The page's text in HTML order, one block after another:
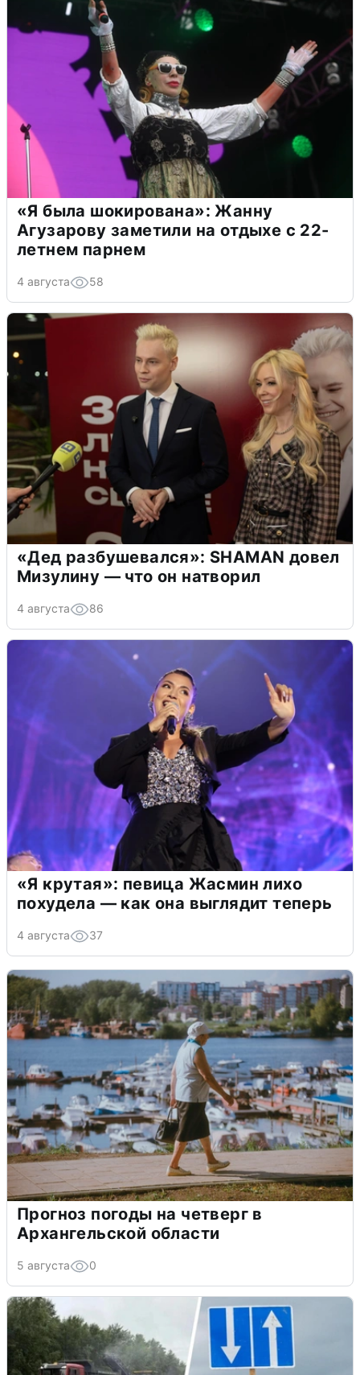
«Я была шокирована»: Жанну
Агузарову заметили на отдыхе с 22-
летнем парнем
4 августа 58
«Дед разбушевался»: SHAMAN довел
Мизулину — что он натворил
4 августа 86
«Я крутая»: певица Жасмин лихо
похудела — как она выглядит теперь
4 августа 37
Прогноз погоды на четверг в
Архангельской области
5 августа 0